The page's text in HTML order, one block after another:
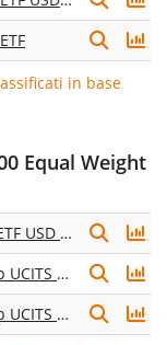
in base
Equal Weight
UBS S&P 500 Equal Weight SF UCITS ETF USD acc
Xtrackers S&P 500 Equal Weight Swap UCITS ETF 1C
Xtrackers S&P 500 Equal Weight Swap UCITS ETF 1D